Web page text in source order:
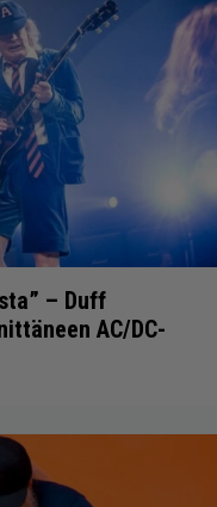
– Duff
AC/DC-